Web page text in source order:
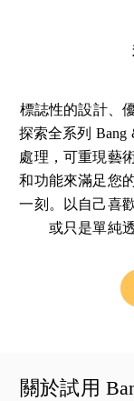
標誌性的設計、
探索全系列 Bang
處理，可重現藝
和功能來滿足您
一刻。以自己喜
或只是單純
關於試用